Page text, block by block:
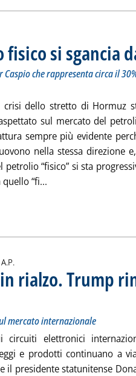
fisico si sgancia
che rappresenta circa il
crisi dello stretto di Hormuz
sul mercato del
sempre più evidente
nella stessa direzione
petrolio “fisico” si sta
quello “fi...
di:
A.P.
rialzo. Trump
Andamento dei prezzi petroliferi sul
martedì 17 marzo 2026 alle 13.30.
mercato internazionale
circuiti elettronici
e prodotti continuano a
il presidente statunitense